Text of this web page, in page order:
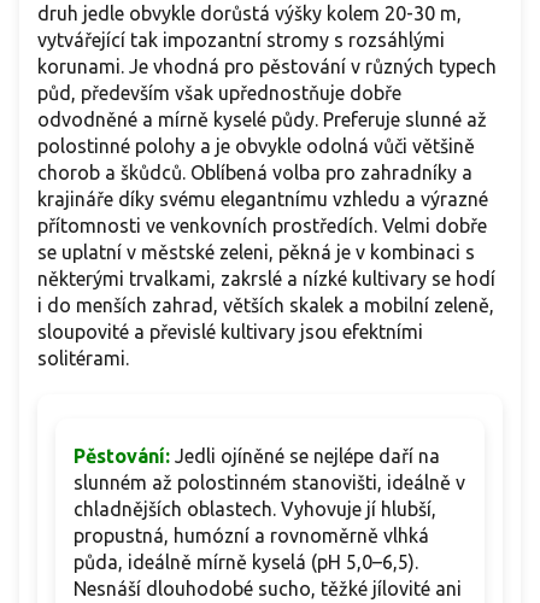
druh jedle obvykle dorůstá výšky kolem 20-30 m,
vytvářející tak impozantní stromy s rozsáhlými
korunami. Je vhodná pro pěstování v různých typech
půd, především však upřednostňuje dobře
odvodněné a mírně kyselé půdy. Preferuje slunné až
polostinné polohy a je obvykle odolná vůči většině
chorob a škůdců. Oblíbená volba pro zahradníky a
krajináře díky svému elegantnímu vzhledu a výrazné
přítomnosti ve venkovních prostředích. Velmi dobře
se uplatní v městské zeleni, pěkná je v kombinaci s
některými trvalkami, zakrslé a nízké kultivary se hodí
i do menších zahrad, větších skalek a mobilní zeleně,
sloupovité a převislé kultivary jsou efektními
solitérami.
Pěstování: Jedli ojíněné se nejlépe daří na
slunném až polostinném stanovišti, ideálně v
chladnějších oblastech. Vyhovuje jí hlubší,
propustná, humózní a rovnoměrně vlhká
půda, ideálně mírně kyselá (pH 5,0–6,5).
Nesnáší dlouhodobé sucho, těžké jílovité ani